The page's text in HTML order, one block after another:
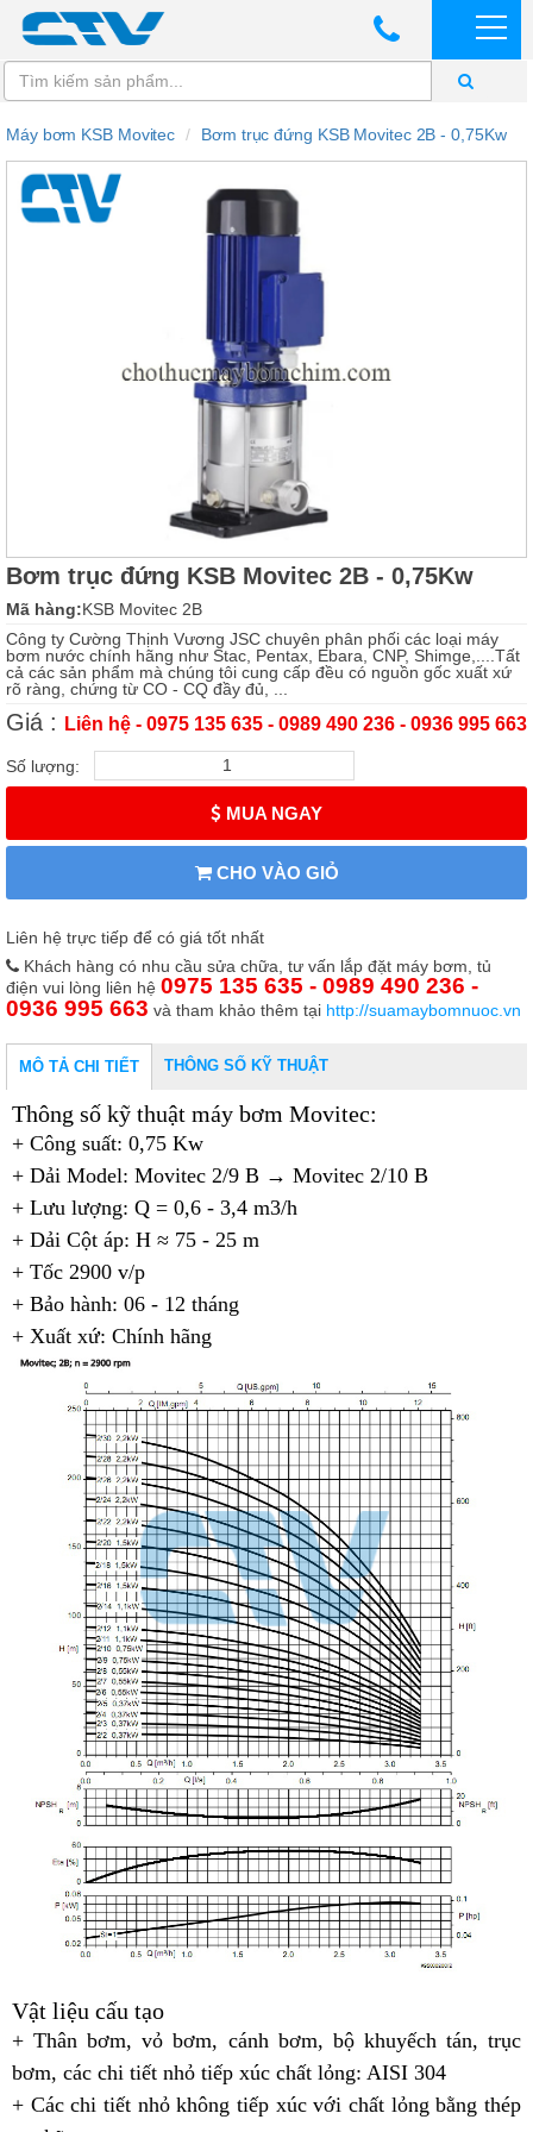
Máy bơm KSB Movitec Bơm trục đứng KSB Movitec 2B - 0,75Kw
Bơm trục đứng KSB Movitec 2B - 0,75Kw
Mã hàng:KSB Movitec 2B
Công ty Cường Thịnh Vương JSC chuyên phân phối các loại máy
bơm nước chính hãng như Stac, Pentax, Ebara, CNP, Shimge,....Tất
cả các sản phẩm mà chúng tôi cung cấp đều có nguồn gốc xuất xứ
rõ ràng, chứng từ CO - CQ đầy đủ, ...
Giá : Liên hệ - 0975 135 635 - 0989 490 236 - 0936 995 663
Số lượng:
MUA NGAY
CHO VÀO GIỎ
Liên hệ trực tiếp để có giá tốt nhất
Khách hàng có nhu cầu sửa chữa, tư vấn lắp đặt máy bơm, tủ
điện vui lòng liên hệ 0975 135 635 - 0989 490 236 -
0936 995 663 và tham khảo thêm tại http://suamaybomnuoc.vn
MÔ TẢ CHI TIẾT THÔNG SỐ KỸ THUẬT
Thông số kỹ thuật máy bơm Movitec:
+ Công suất: 0,75 Kw
+ Dải Model: Movitec 2/9 B → Movitec 2/10 B
+ Lưu lượng: Q = 0,6 - 3,4 m3/h
+ Dải Cột áp: H ≈ 75 - 25 m
+ Tốc 2900 v/p
+ Bảo hành: 06 - 12 tháng
+ Xuất xứ: Chính hãng
Vật liệu cấu tạo
+ Thân bơm, vỏ bơm, cánh bơm, bộ khuyếch tán, trục
bơm, các chi tiết nhỏ tiếp xúc chất lỏng: AISI 304
+ Các chi tiết nhỏ không tiếp xúc với chất lỏng bằng thép